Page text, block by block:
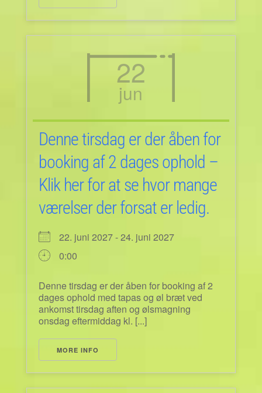
22
jun
Denne tirsdag er der åben for
booking af 2 dages ophold –
Klik her for at se hvor mange
værelser der forsat er ledig.
22. juni 2027 - 24. juni 2027
0:00
Denne tirsdag er der åben for booking af 2
dages ophold med tapas og øl bræt ved
ankomst tirsdag aften og ølsmagning
onsdag eftermiddag kl. [...]
MORE INFO